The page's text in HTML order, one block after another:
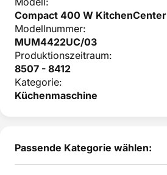
Compact 400 W KitchenCenter
Modellnummer:
MUM4422UC/03
Produktionszeitraum:
8507 - 8412
Kategorie:
Küchenmaschine
Passende Kategorie wählen: